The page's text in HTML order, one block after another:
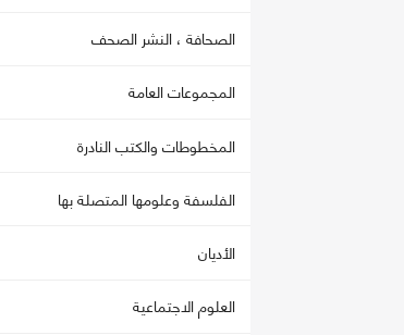
الصحافة ، النشر الصحف
المجموعات العامة
المخطوطات والكتب النادرة
الفلسفة وعلومها المتصلة بها
الأديان
العلوم الاجتماعية